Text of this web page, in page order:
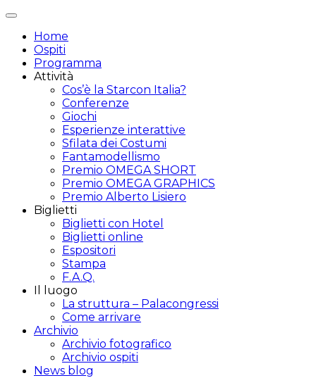
Attiva/disattiva
navigazione
Home
Ospiti
Programma
Attività
Cos’è la Starcon Italia?
Conferenze
Giochi
Esperienze interattive
Sfilata dei Costumi
Fantamodellismo
Premio OMEGA SHORT
Premio OMEGA GRAPHICS
Premio Alberto Lisiero
Biglietti
Biglietti con Hotel
Biglietti online
Espositori
Stampa
F.A.Q.
Il luogo
La struttura – Palacongressi
Come arrivare
Archivio
Archivio fotografico
Archivio ospiti
News blog